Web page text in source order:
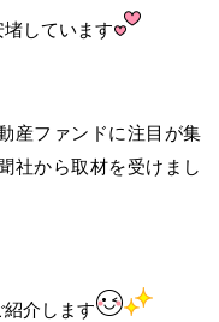
しています
産ファンドに注目が集
社から取材を受けまし
介します